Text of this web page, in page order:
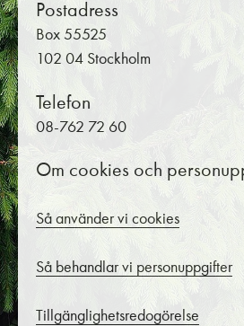
Postadress
Box 55525
102 04 Stockholm
Telefon
08-762 72 60
Om cookies och
Så använder vi cookies
Så behandlar vi personuppgifter
Tillgänglighetsredogörelse